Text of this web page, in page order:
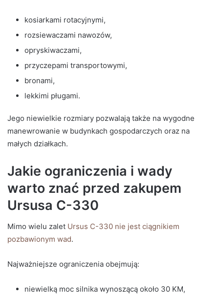
kosiarkami rotacyjnymi,
rozsiewaczami nawozów,
opryskiwaczami,
przyczepami transportowymi,
bronami,
lekkimi pługami.
Jego niewielkie rozmiary pozwalają także na wygodne
manewrowanie w budynkach gospodarczych oraz na
małych działkach.
Jakie ograniczenia i wady
warto znać przed zakupem
Ursusa C-330
Mimo wielu zalet Ursus C-330 nie jest ciągnikiem
pozbawionym wad.
Najważniejsze ograniczenia obejmują:
niewielką moc silnika wynoszącą około 30 KM,